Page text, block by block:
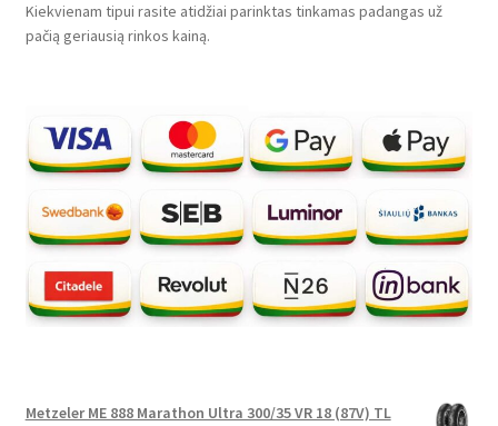
Kiekvienam tipui rasite atidžiai parinktas tinkamas padangas už
pačią geriausią rinkos kainą.
Metzeler ME 888 Marathon Ultra 300/35 VR 18 (87V) TL